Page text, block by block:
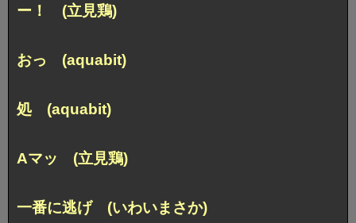
ー！ (立見鶏)
おっ (aquabit)
処 (aquabit)
Aマッ (立見鶏)
一番に逃げ (いわいまさか)